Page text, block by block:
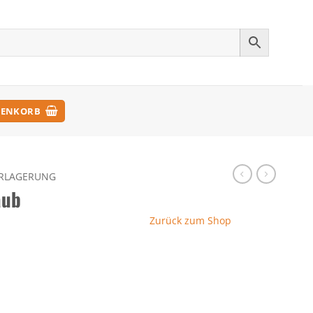
Zurück zum Shop